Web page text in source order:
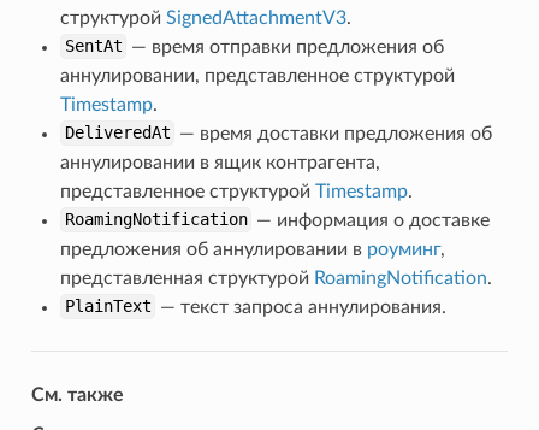
структурой SignedAttachmentV3.
SentAt — время отправки предложения об
аннулировании, представленное структурой
Timestamp.
DeliveredAt — время доставки предложения об
аннулировании в ящик контрагента,
представленное структурой Timestamp.
RoamingNotification — информация о доставке
предложения об аннулировании в роуминг,
представленная структурой RoamingNotification.
PlainText — текст запроса аннулирования.
См. также